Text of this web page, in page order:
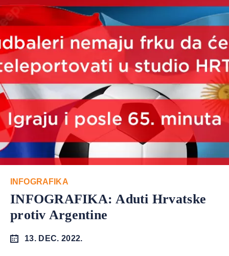
INFOGRAFIKA
INFOGRAFIKA: Aduti Hrvatske
protiv Argentine
13. DEC. 2022.